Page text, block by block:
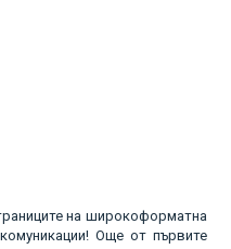
на широкоформатна
Още от първите